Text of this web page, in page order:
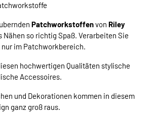
Patchworkstoffenvon Riley
Nähen so richtig Spaß. Verarbeiten Sie
im Patchworkbereich.
hochwertigen Qualitäten stylische
Accessoires.
und Dekorationen kommen in diesem
ganz groß raus.